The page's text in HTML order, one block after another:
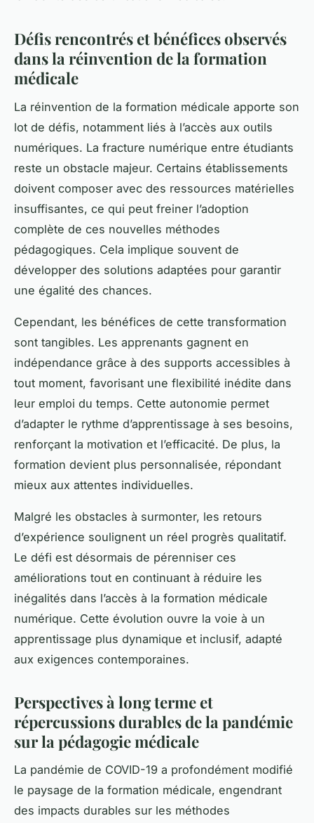
Défis rencontrés et bénéfices observés
dans la réinvention de la formation
médicale
La réinvention de la formation médicale apporte son
lot de défis, notamment liés à l’accès aux outils
numériques. La fracture numérique entre étudiants
reste un obstacle majeur. Certains établissements
doivent composer avec des ressources matérielles
insuffisantes, ce qui peut freiner l’adoption
complète de ces nouvelles méthodes
pédagogiques. Cela implique souvent de
développer des solutions adaptées pour garantir
une égalité des chances.
Cependant, les bénéfices de cette transformation
sont tangibles. Les apprenants gagnent en
indépendance grâce à des supports accessibles à
tout moment, favorisant une flexibilité inédite dans
leur emploi du temps. Cette autonomie permet
d’adapter le rythme d’apprentissage à ses besoins,
renforçant la motivation et l’efficacité. De plus, la
formation devient plus personnalisée, répondant
mieux aux attentes individuelles.
Malgré les obstacles à surmonter, les retours
d’expérience soulignent un réel progrès qualitatif.
Le défi est désormais de pérenniser ces
améliorations tout en continuant à réduire les
inégalités dans l’accès à la formation médicale
numérique. Cette évolution ouvre la voie à un
apprentissage plus dynamique et inclusif, adapté
aux exigences contemporaines.
Perspectives à long terme et
répercussions durables de la pandémie
sur la pédagogie médicale
La pandémie de COVID-19 a profondément modifié
le paysage de la formation médicale, engendrant
des impacts durables sur les méthodes